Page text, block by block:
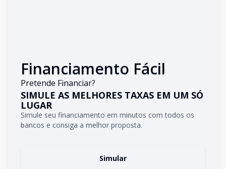
Financiamento Fácil
Pretende Financiar?
SIMULE AS MELHORES TAXAS EM UM SÓ
LUGAR
Simule seu financiamento em minutos com todos os
bancos e consiga a melhor proposta.
Simular